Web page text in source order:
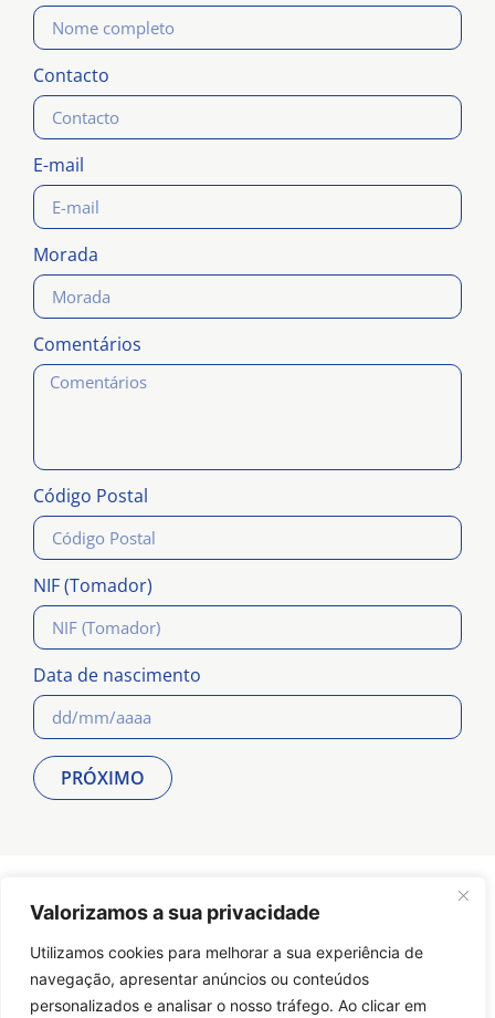
Valorizamos a sua privacidade
Utilizamos cookies para melhorar a sua experiência de
navegação, apresentar anúncios ou conteúdos
personalizados e analisar o nosso tráfego. Ao clicar em
Contacto
E-mail
Morada
Comentários
Código Postal
NIF (Tomador)
Data de nascimento
PRÓXIMO
E-mail:geral@trataseg.pt